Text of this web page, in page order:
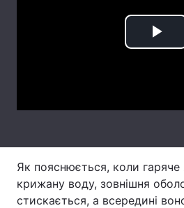
Тема оформлення
Як пояснюється, коли
крижану воду, зовнішня
стискається, а всередині